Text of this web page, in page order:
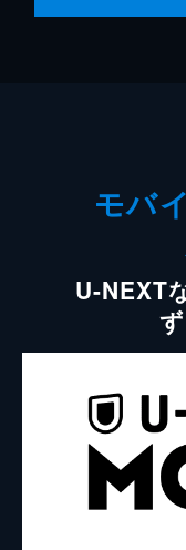
モバ
U-NEXT